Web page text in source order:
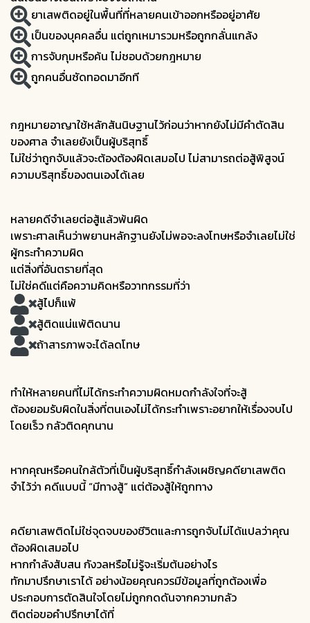
ยาเสพติดอยู่ในพื้นที่ที่หลายคนเข้าออกหรืออยู่อาศัย
เป็นของบุคคลอื่น แต่ถูกเหมารวมหรือถูกกลั่นแกล้ง
การจับกุมหรือค้น ไม่ชอบด้วยกฎหมาย
ถูกคนอื่นซัดทอดมาอีกที
กฎหมายอาญาใช้หลักสันนิษฐานไว้ก่อนว่าหากยังไม่มีคำตัดสิน
ของศาล จำเลยยังเป็นผู้บริสุทธิ์
ไม่ใช่ว่าถูกจับแล้วจะต้องต้องผิดเสมอไป ไม่สามารถต่อสู้พิสูจน์
ความบริสุทธิ์ของตนเองได้เลย
หลายคดีจำเลยต่อสู้แล้วพ้นผิด
เพราะศาลเห็นว่าพยานหลักฐานยังไม่พอจะลงโทษหรือจำเลยไม่ใช่
ผู้กระทำความผิด
แต่สิ่งที่อันตรายที่สุด
ไม่ใช่คดีแต่คือความคิดหรือวาทกรรมที่ว่า
สู้ไปก็แพ้
สู้ติดแน่แพ้ติดนาน
ถ้าสารภาพจะได้ลดโทษ
ทำให้หลายคนที่ไม่ได้กระทำความผิดหมดกำลังใจที่จะสู้
ต้องยอมรับผิดในสิ่งที่ตนเองไม่ได้กระทำเพราะอยากให้เรื่องจบไป
โดยเร็ว กลัวติดคุกนาน
หากคุณหรือคนใกล้ตัวที่เป็นผู้บริสุทธิ์กำลังเผชิญคดียาเสพติด
จำไว้ว่า คดีแบบนี้ “มีทางสู้” แต่ต้องสู้ให้ถูกทาง
คดียาเสพติดไม่ใช่จุดจบของชีวิตและการถูกจับไม่ได้แปลว่าคุณ
ต้องผิดเสมอไป
หากกำลังสับสน กังวลหรือไม่รู้จะเริ่มต้นอย่างไร
ทักมาปรึกษาเราได้ อย่างน้อยคุณควรมีข้อมูลที่ถูกต้องเพื่อ
ประกอบการตัดสินใจโดยไม่ถูกกดดันจากความกลัว
ติดต่อขอคำปรึกษาได้ที่